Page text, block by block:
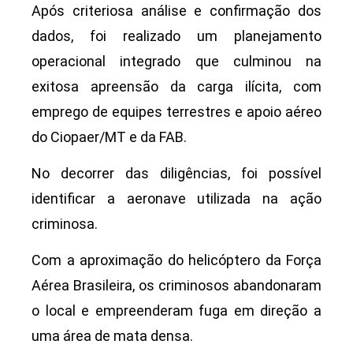
Após criteriosa análise e confirmação dos
dados, foi realizado um planejamento
operacional integrado que culminou na
exitosa apreensão da carga ilícita, com
emprego de equipes terrestres e apoio aéreo
do Ciopaer/MT e da FAB.
No decorrer das diligências, foi possível
identificar a aeronave utilizada na ação
criminosa.
Com a aproximação do helicóptero da Força
Aérea Brasileira, os criminosos abandonaram
o local e empreenderam fuga em direção a
uma área de mata densa.